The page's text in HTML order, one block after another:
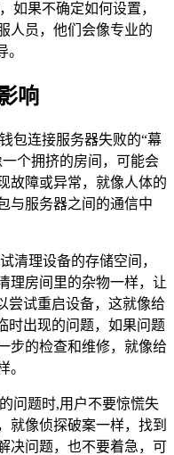
如果不确定如何设置，
人员，他们会像专业的
响
包连接服务器失败的“幕
个拥挤的房间，可能会
故障或异常，就像人体的
与服务器之间的通信中
清理设备的存储空间，
理房间里的杂物一样，让
尝试重启设备，这就像给
时出现的问题，如果问题
步的检查和维修，就像给
。
问题时,用户不要惊慌失
就像侦探破案一样，找到
决问题，也不要着急，可